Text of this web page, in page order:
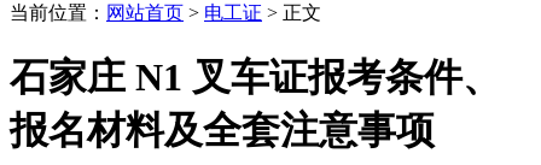
当前位置： 网站首页 > 电工证 > 正文
石家庄 N1 叉车证报考条件、
报名材料及全套注意事项